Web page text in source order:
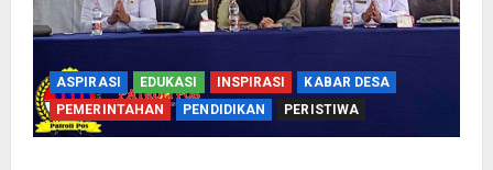
ASPIRASI EDUKASI INSPIRASI
KABAR DESA
PEMERINTAHAN
PENDIDIKAN PERISTIWA